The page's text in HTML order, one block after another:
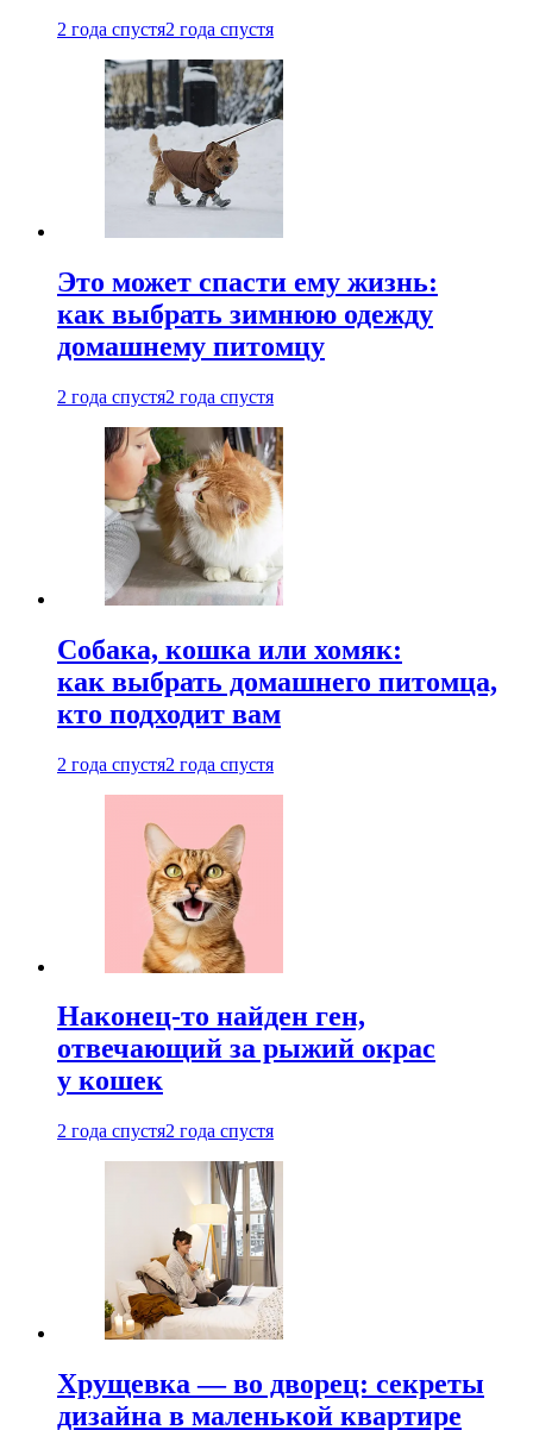
2 года спустя2 года спустя
Это может спасти ему жизнь:
как выбрать зимнюю одежду
домашнему питомцу
2 года спустя2 года спустя
Собака, кошка или хомяк:
как выбрать домашнего питомца,
кто подходит вам
2 года спустя2 года спустя
Наконец-то найден ген,
отвечающий за рыжий окрас
у кошек
2 года спустя2 года спустя
Хрущевка — во дворец: секреты
дизайна в маленькой квартире